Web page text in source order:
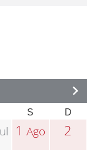
S D
1Ago 2